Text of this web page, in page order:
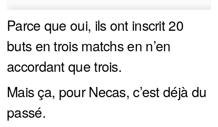
Parce que oui, ils ont inscrit 20
buts en trois matchs en n’en
accordant que trois.
Mais ça, pour Necas, c’est déjà du
passé.